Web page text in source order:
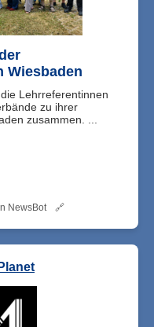
Wiesbaden
Lehrreferentinnen
zu ihrer
zusammen. ...
NewsBot 🔗